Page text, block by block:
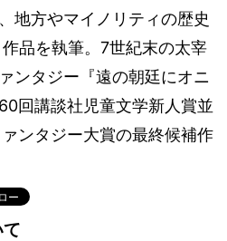
地方やマイノリティの歴史
品を執筆。7世紀末の太宰
ンタジー『遠の朝廷にオニ
回講談社児童文学新人賞並
ンタジー大賞の最終候補作